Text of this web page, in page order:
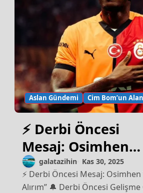
Aslan Gündemi Cim Bom’un
⚡ Derbi Öncesi
Mesaj: Osimhen
“Gerekirse Risk
Alırım”
galatazihin Kas 30, 2025
⚡ Derbi Öncesi Mesaj: Osimhen “Gerekirse Risk
Alırım” 🔔 Derbi Öncesi Gelişme